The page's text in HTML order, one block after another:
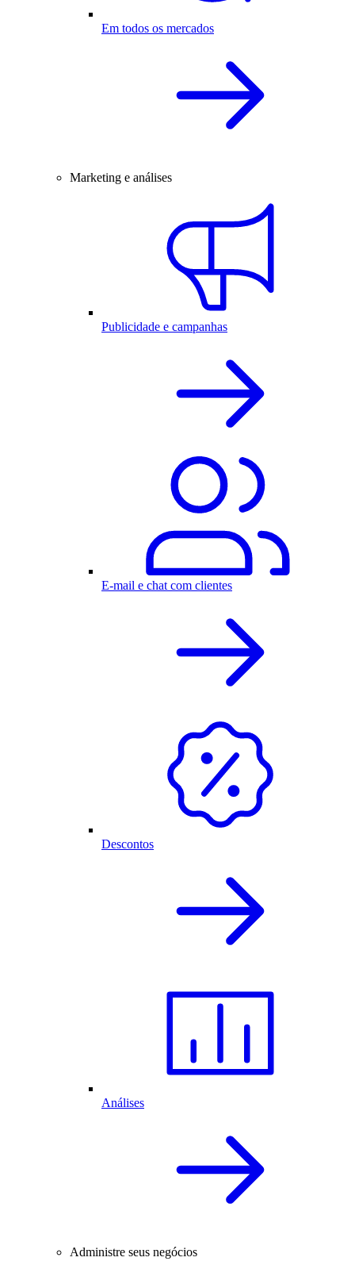
Em todos os mercados
Marketing e análises
Publicidade e campanhas
E-mail e chat com clientes
Descontos
Análises
Administre seus negócios